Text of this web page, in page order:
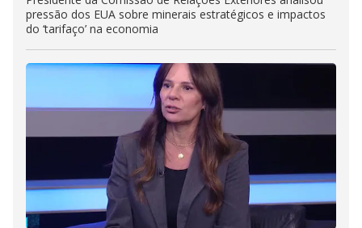
pressão dos EUA sobre minerais estratégicos e impactos
do ‘tarifaço’ na economia